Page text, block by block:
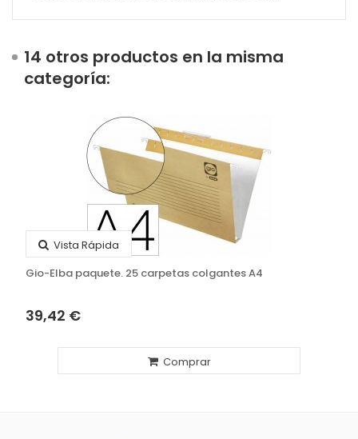
14 otros productos en la misma
categoría:
Vista Rápida
Gio-Elba paquete. 25 carpetas colgantes A4
39,42 €
Comprar